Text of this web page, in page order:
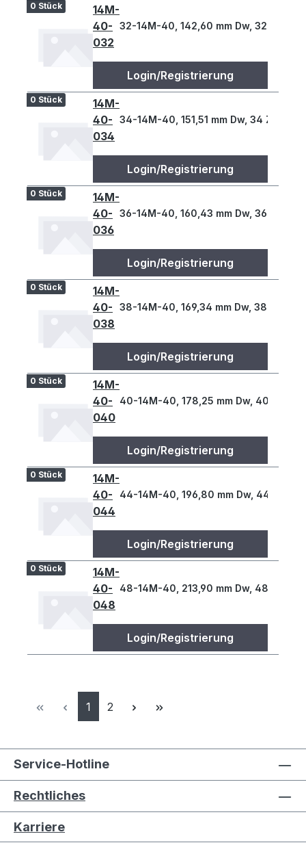
0 Stück
14M-
40-
032
32-14M-40, 142,60 mm Dw, 32 Z., 14 T
Login/Registrierung
0 Stück
14M-
40-
034
34-14M-40, 151,51 mm Dw, 34 Z., 14 T
Login/Registrierung
0 Stück
14M-
40-
036
36-14M-40, 160,43 mm Dw, 36 Z., 14 T
Login/Registrierung
0 Stück
14M-
40-
038
38-14M-40, 169,34 mm Dw, 38 Z., 14 T
Login/Registrierung
0 Stück
14M-
40-
040
40-14M-40, 178,25 mm Dw, 40 Z., 14 T
Login/Registrierung
0 Stück
14M-
40-
044
44-14M-40, 196,80 mm Dw, 44 Z., 14
Login/Registrierung
0 Stück
14M-
40-
048
48-14M-40, 213,90 mm Dw, 48 Z., 14 T
Login/Registrierung
Seite
1 Seite
2
Service-Hotline
Rechtliches
Karriere